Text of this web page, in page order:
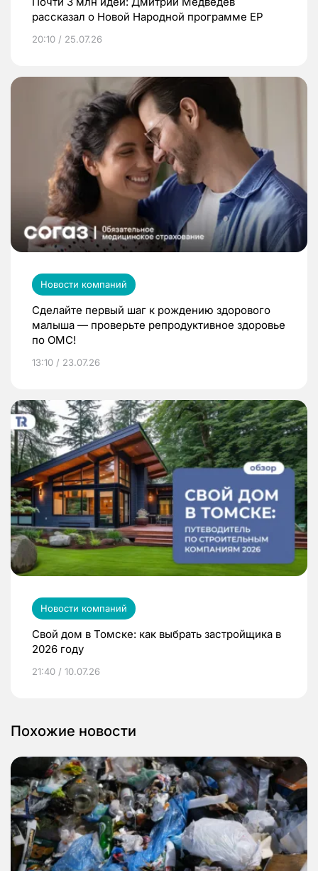
рассказал о Новой Народной программе ЕР
20:10 / 25.07.26
Новости компаний
Сделайте первый шаг к рождению здорового
малыша — проверьте репродуктивное здоровье
по ОМС!
13:10 / 23.07.26
Новости компаний
Свой дом в Томске: как выбрать застройщика в
2026 году
21:40 / 10.07.26
Похожие новости